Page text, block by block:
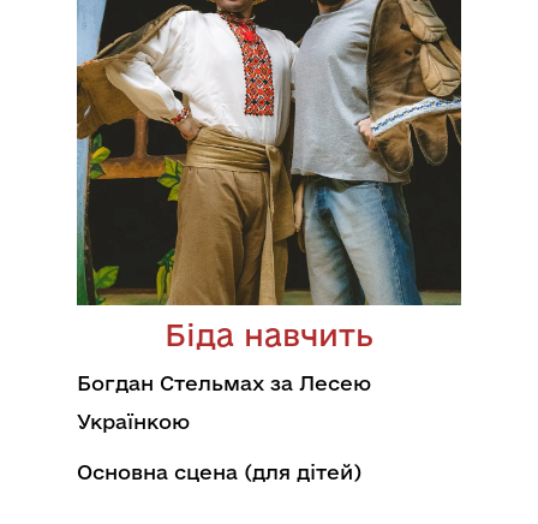
Біда навчить
Богдан Стельмах за Лесею
Українкою
Основна сцена (для дітей)